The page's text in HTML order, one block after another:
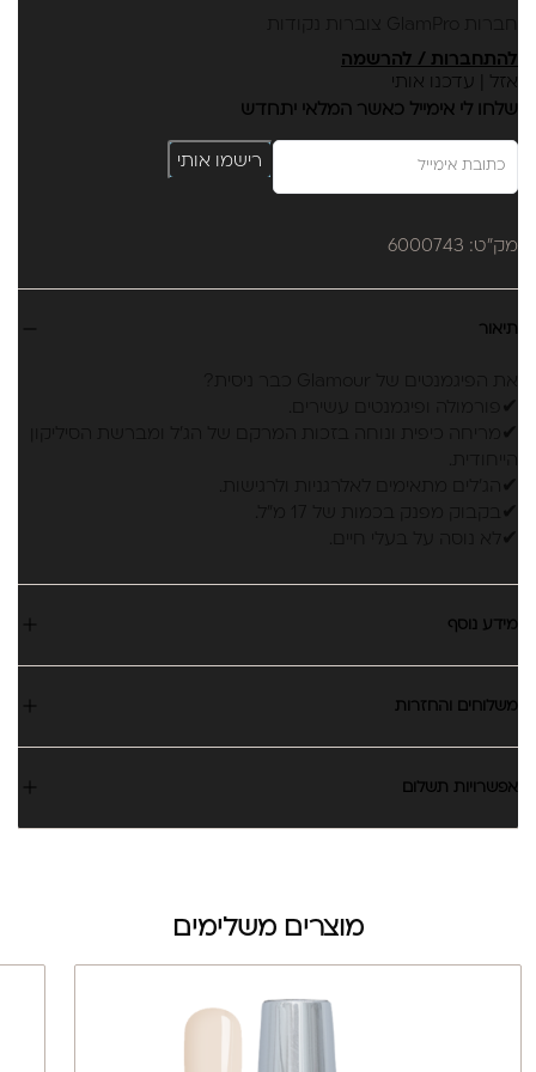
להתחברות / להרשמה
אזל | עדכנו אותי
שלחו לי אימייל כאשר המלאי יתחדש
רישמו אותי
מק"ט: 6000743
תיאור
✔פורמולה ופיגמנטים עשירים.
✔מריחה כיפית ונוחה בזכות המרקם של הג'ל ומברשת הסיליקון
הייחודית.
✔הג'לים מתאימים לאלרגניות ולרגישות.
✔בקבוק מפנק בכמות של 17 מ"ל.
✔לא נוסה על בעלי חיים.
מידע נוסף
משלוחים והחזרות
אפשרויות תשלום
מוצרים משלימים